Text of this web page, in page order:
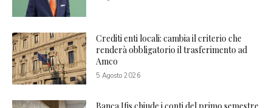
Crediti enti locali: cambia il criterio che
renderà obbligatorio il trasferimento ad
Amco
5 Agosto 2026